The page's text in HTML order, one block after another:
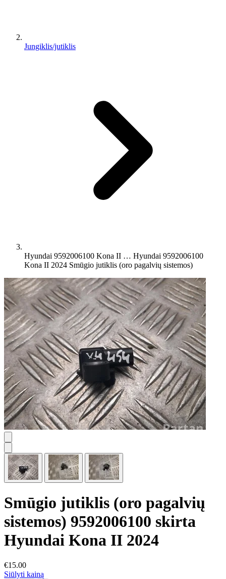
Jungiklis/jutiklis
Hyundai 9592006100 Kona II … Hyundai 9592006100
Kona II 2024 Smūgio jutiklis (oro pagalvių sistemos)
Smūgio jutiklis (oro pagalvių
sistemos) 9592006100 skirta
Hyundai Kona II 2024
€15.00
Siūlyti kainą